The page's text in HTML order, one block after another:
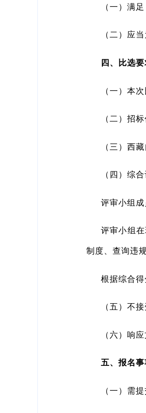
（一）满
（二）应
四、比选
（一）本
（二）招
（三）西
（四）综
评审小组
评审小组
制度、查询违
根据综合
（五）不
（六）响
五、报名事
（一）需